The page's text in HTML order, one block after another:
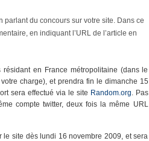
du concours sur votre site. Dans ce
en indiquant l’URL de l’article en
en France métropolitaine (dans le
charge), et prendra fin le dimanche 15
sera effectué via le site Random.org. Pas
compte twitter, deux fois la même URL
site dès lundi 16 novembre 2009, et sera